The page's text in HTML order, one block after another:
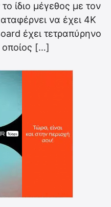
ίδιο μέγεθος με τον
να έχει 4Κ
έχει τετραπύρηνο
οποίος […]